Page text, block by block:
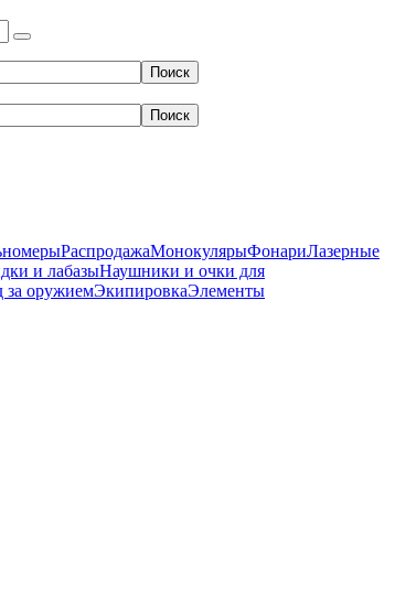
РаспродажаМонокулярыФонариЛазерные
и лабазыНаушники и очки для
за оружиемЭкипировкаЭлементы